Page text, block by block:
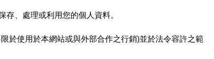
、處理或利用您的個人資料。
於使用於本網站或與外部合作之行銷)並於法令容許之範